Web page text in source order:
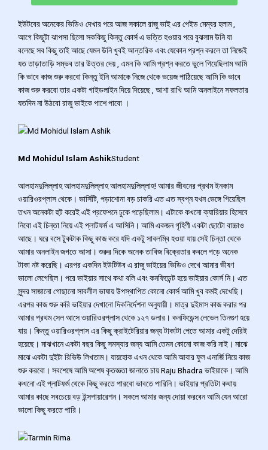
ইউটবের অনেকের ভিডিও দেখার পরে আজ সকালে রাজু ভাই এর পেইড মেম্বর হলাম ,
আগে কিছুটা ঝাপসা ছিলো সককিছু কিন্তু কোর্স এ ভত্তি হওয়ার পরে বুঝলাম উনি যা
বলেছে সব কিছু তাই আছে যেমন উনি খুবই আন্তরিক এবং যেকোন প্রশ্ন করলে তা নিজেই
যত তাড়াতাড়ি সম্ভব তার উত্তর দেয় , এমন কি আমি প্রশ্ন করতে ভুলে গিয়েছিলাম আমি
কি ভাবে কাজ শুরু করবো কিন্তু ইনি আমাকে নিজে থেকে ভয়েজ পাঠিয়েছে আমি কি ভাবে
কাজ শুরু করবো তার একটা গাইডলাইন দিয়ে দিয়েছে , আশা রাখি আমি অনলাইনে সফলতার
যতদিন না উঠবো রাজু ভাইকে পাশে পাবো ।
Md Mohidul Islam AshikStudent
আলহামদুলিল্লাহ আলহামদুলিল্লাহ আলহামদুলিল্লাহ! আমার জীবনের প্রথম ইনকাম
ওয়ারিওরপ্লাস থেকে। ভার্সিটি, পড়াশোনা বড় চাকরি এত এত স্বপ্ন যখন ভেঙ্গে গিয়েছিল
তখন অনেকটা হুট করেই এই প্রফেশনে ঢুকে পড়েছিলাম। এটাকে কখনো ক্যারিয়ার হিসেবে
নিবো এই চিন্তা নিয়ে এই প্লাটফর্ম এ আসিনি। আমি একজন গৃহিণী একটা ছোটো বাচ্চাও
আছে। ঘরে বসে টুকটাক কিছু কাজ করে যদি একটু সাবলম্বি হওয়া যায় সেই চিন্তা থেকে
আমার অনলাইন জগতে আসা। শুরুর দিকে অনেক তাবিজ বিক্রেতার কবলে পড়ে অনেক
টাকা নষ্ট করেছি। এরপর একদিন ইউটিউব এ রাজু ভাইয়ের ভিডিও দেখে আমার ভীষণ
ভালো লেগেছিল। পরে ভাইয়ার সাথে কথা বলি এবং কনফিডেন্ট হয়ে ভাইয়ার কোর্স নি। এত
সুন্দর সাজানো গোছানো সাবলীল ভাষায় উপস্থাপিত কোনো কোর্স আমি খুব কমই দেখেছি।
এরপর কাজ শুরু করি ভাইয়ার দেখানো দিকনির্দেশনা অনুযায়ী। মাত্র দুইমাস কাজ করার পর
আমার প্রথম সেল আসে ওয়ারিওরপ্লাস থেকে ১২৭ ডলার। কনফিডেন্স লেভেল তিনগুণ হয়ে
যায়। কিন্তু ওয়ারিওরপ্লাস এর কিছু ক্রাইটেরিয়ার জন্য টাকাটা পেতে আমার একটু দেরিই
হয়েছে। মাঝখানে একটা বছর কিছু সমস্যার জন্য আমি তেমন কোনো কাজ করি নাই। মাঝে
মাঝে একটা দুইটা রিভিউ লিখতাম। যায়হোক এখন থেকে আমি আবার ফুল এনার্জি নিয়ে কাজ
শুরু করবো। সবশেষে আমি অশেষ কৃতজ্ঞতা জানাতে চায় Raju Bhadra ভাইয়াকে। আমি
কখনো এই প্লাটফর্ম থেকে কিছু করতে পারবো ভাবতে পারিনি। ভাইয়ার প্রতিটা কথায়
আমার কাছে সবচেয়ে বড় ইন্সপায়ারেশন। সকলে আমার জন্য দোয়া করবেন আমি যেন আরো
ভালো কিছু করতে পারি।